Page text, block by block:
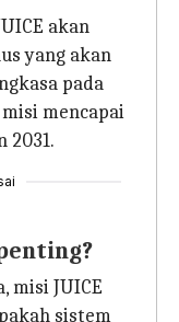
akan
yang akan
pada
mencapai
2031.
misi JUICE
sistem